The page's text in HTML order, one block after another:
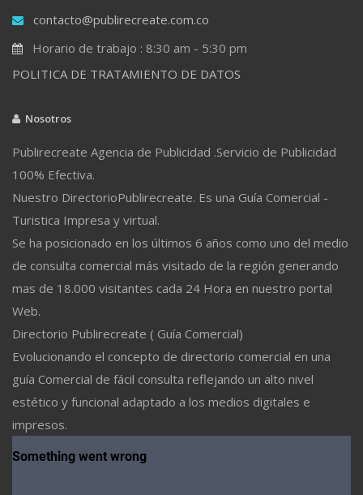
contacto@publirecreate.com.co
Horario de trabajo : 8:30 am - 5:30 pm
POLITICA DE TRATAMIENTO DE DATOS
Nosotros
Publirecreate Agencia de Publicidad .Servicio de Publicidad
100% Efectiva.
Nuestro DirectorioPublirecreate. Es una Guía Comercial -
Turistica Impresa y virtual.
Se ha posicionado en los últimos 6 años como uno del medio
de consulta comercial más visitado de la región generando
mas de 18.000 visitantes cada 24 Hora en nuestro portal
Web.
Directorio Publirecreate ( Guía Comercial)
Evolucionando el concepto de directorio comercial en una
guía Comercial de fácil consulta reflejando un alto nivel
estético y funcional adaptado a los medios digitales e
impresos.